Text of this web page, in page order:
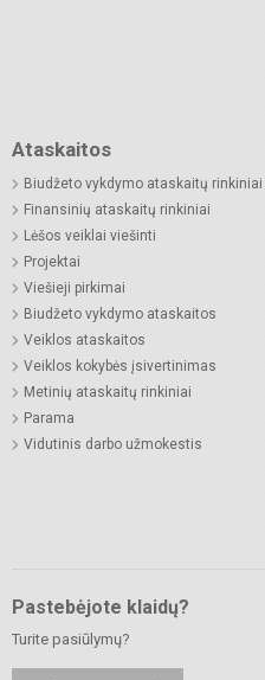
Ataskaitos
Biudžeto vykdymo ataskaitų rinkiniai
Finansinių ataskaitų rinkiniai
Lėšos veiklai viešinti
Projektai
Viešieji pirkimai
Biudžeto vykdymo ataskaitos
Veiklos ataskaitos
Veiklos kokybės įsivertinimas
Metinių ataskaitų rinkiniai
Parama
Vidutinis darbo užmokestis
Pastebėjote klaidų?
Turite pasiūlymų?